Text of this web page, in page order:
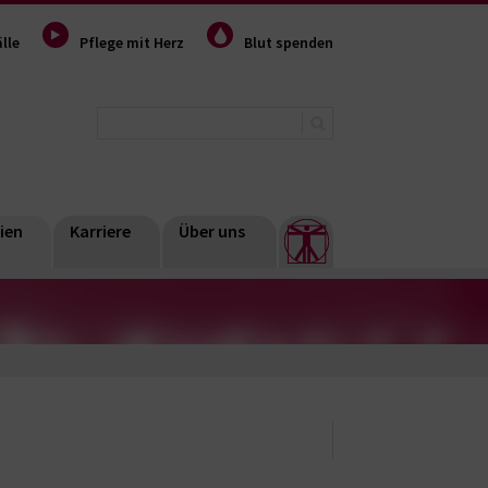
Pflege mit Herz Blut spenden
Karriere Über uns